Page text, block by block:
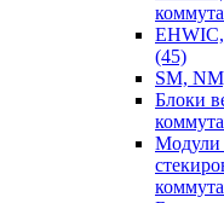
(45)
SM,
Блоки
Модули